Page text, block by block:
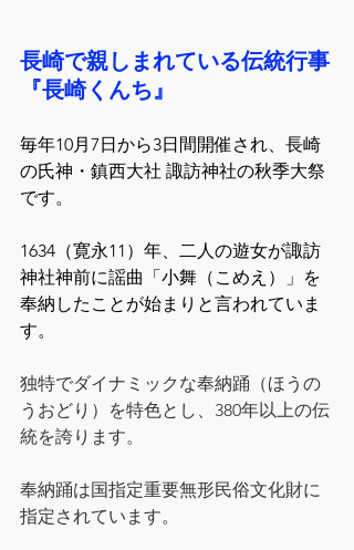
長崎で親しまれている伝統行事
『長崎くんち』
毎年10月7日から3日間開催され、長崎
の氏神・鎮西大社 諏訪神社の秋季大祭
です。
1634（寛永11）年、二人の遊女が諏訪
神社神前に謡曲「小舞（こめえ）」を
奉納したことが始まりと言われていま
す。
独特でダイナミックな奉納踊（ほうの
うおどり）を特色とし、380年以上の伝
統を誇ります。
奉納踊は国指定重要無形民俗文化財に
指定されています。